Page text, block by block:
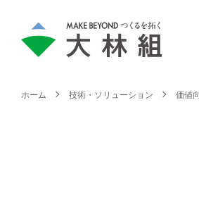
ホーム 技術・ソリューション 価値